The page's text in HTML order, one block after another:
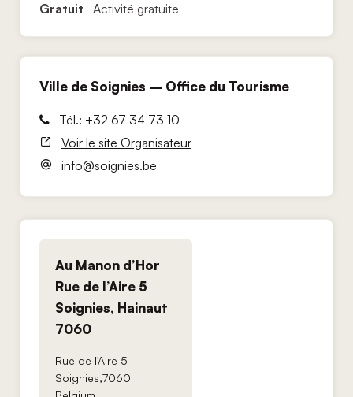
Gratuit Activité gratuite
Ville de Soignies – Office du Tourisme
Tél.: +32 67 34 73 10
Voir le site Organisateur
info@soignies.be
Au Manon d’Hor
Rue de l’Aire 5
Soignies, Hainaut
7060
Rue de l'Aire 5
Soignies,7060